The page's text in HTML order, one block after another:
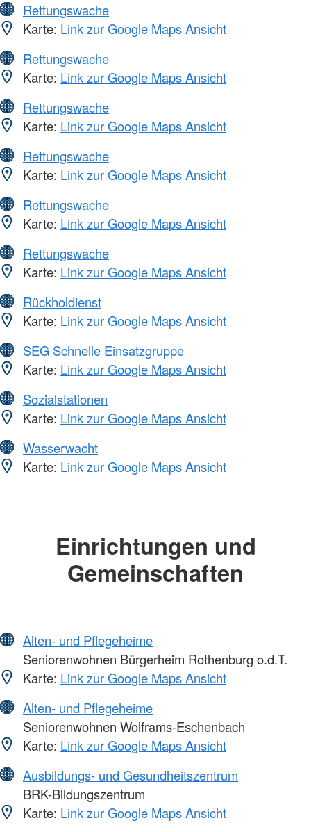
Rettungswache
Karte: Link zur Google Maps Ansicht
Rettungswache
Karte: Link zur Google Maps Ansicht
Rettungswache
Karte: Link zur Google Maps Ansicht
Rettungswache
Karte: Link zur Google Maps Ansicht
Rettungswache
Karte: Link zur Google Maps Ansicht
Rettungswache
Karte: Link zur Google Maps Ansicht
Rückholdienst
Karte: Link zur Google Maps Ansicht
SEG Schnelle Einsatzgruppe
Karte: Link zur Google Maps Ansicht
Sozialstationen
Karte: Link zur Google Maps Ansicht
Wasserwacht
Karte: Link zur Google Maps Ansicht
Einrichtungen und
Gemeinschaften
Alten- und Pflegeheime
Seniorenwohnen Bürgerheim Rothenburg o.d.T.
Karte: Link zur Google Maps Ansicht
Alten- und Pflegeheime
Seniorenwohnen Wolframs-Eschenbach
Karte: Link zur Google Maps Ansicht
Ausbildungs- und Gesundheitszentrum
BRK-Bildungszentrum
Karte: Link zur Google Maps Ansicht